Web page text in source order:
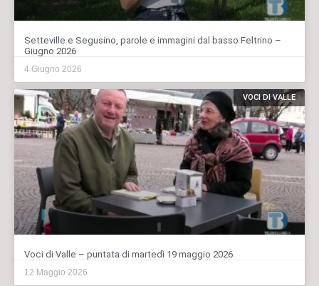
Setteville e Segusino, parole e immagini dal basso Feltrino –
Giugno 2026
4 Giugno 2026
VOCI DI VALLE
Voci di Valle – puntata di martedì 19 maggio 2026
12 Maggio 2026